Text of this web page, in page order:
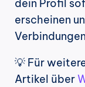
dein Profil
erscheinen
💡 Für
Artikel über